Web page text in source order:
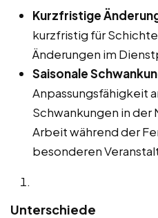
Kurzfristige
kurzfristig für
Änderungen im
Saisonale
Anpassungsfähigkeit
Schwankungen in der
Arbeit während der
besonderen
Unterschiede